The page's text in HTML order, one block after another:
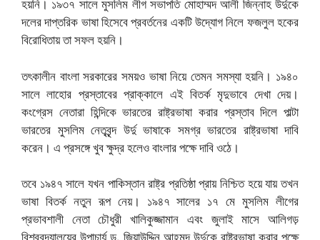
হয়নি। ১৯৩৭ সালে মুসলিম লীগ সভাপতি মোহাম্মদ আলী জিন্নাহ উর্দুকে
দলের দাপ্তরিক ভাষা হিসেবে প্রবর্তনের একটি উদ্যোগ নিলে ফজলুল হকের
বিরোধিতায় তা সফল হয়নি।
তৎকালীন বাংলা সরকারের সময়ও ভাষা নিয়ে তেমন সমস্যা হয়নি। ১৯৪০
সালে লাহোর প্রস্তাবের প্রাক্কালে এই বিতর্ক মৃদুভাবে দেখা দেয়।
কংগ্রেস নেতারা হিন্দিকে ভারতের রাষ্ট্রভাষা করার প্রস্তাব দিলে পাল্টা
ভারতের মুসলিম নেতৃবৃন্দ উর্দু ভাষাকে সমগ্র ভারতের রাষ্ট্রভাষা দাবি
করেন। এ প্রসঙ্গে খুব ক্ষুদ্র হলেও বাংলার পক্ষে দাবি ওঠে।
তবে ১৯৪৭ সালে যখন পাকিস্তান রাষ্ট্র প্রতিষ্ঠা প্রায় নিশ্চিত হয়ে যায় তখন
ভাষা বিতর্ক নতুন রূপ নেয়। ১৯৪৭ সালের ১৭ মে মুসলিম লীগের
প্রভাবশালী নেতা চৌধুরী খালিকুজ্জামান এবং জুলাই মাসে আলিগড়